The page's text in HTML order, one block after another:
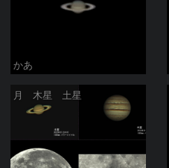
かあ
月 木星 土星